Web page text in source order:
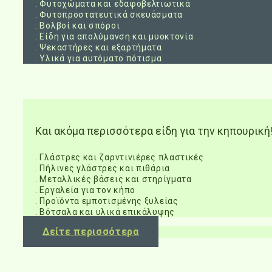
. Φυτοχώματα και εδαφοβελτιωτικά
. Φυτοπροστατευτικά σκευάσματα
. Βολβοί και σπόροι
. Είδη για απολύμανση και μυοκτονία
. Ψεκαστήρες και εξαρτήματα
. Υλικά για αυτόματο πότισμα
Και ακόμα περισσότερα είδη για την
. Γλάστρες και ζαρντινιέρες πλαστικές
. Πήλινες γλάστρες και πιθάρια
. Μεταλλικές βάσεις και στηρίγματα
. Εργαλεία για τον κήπο
. Προϊόντα εμποτισμένης ξυλείας
. Βότσαλα και υλικά επικάλυψης
Δείτε περισσότερα